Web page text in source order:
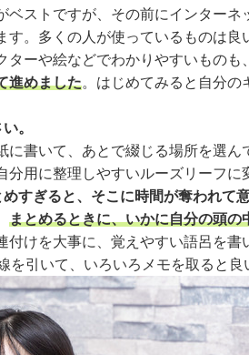
ストですが、その前にインターネ
す。多くの人が使っているものは
ーや絵などでわかりやすいものも
進めました。はじめてみると自分
。
書いて、あとで綴じる場所を選
用に整理しやすいルーズリーフに
すぎると、そこに時間が奪われて
まとめるときに、いかに自分の頭の
付けを大事に、覚えやすい語呂を
引いて、いろいろメモを取ると